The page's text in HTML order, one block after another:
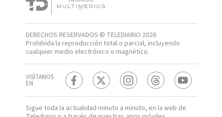
DERECHOS RESERVADOS © TELEDIARIO 2026
Prohibida la reproducción total o parcial, incluyendo
cualquier medio electrónico o magnético.
VISÍTANOS
EN
Sigue toda la actualidad minuto a minuto, en la web de